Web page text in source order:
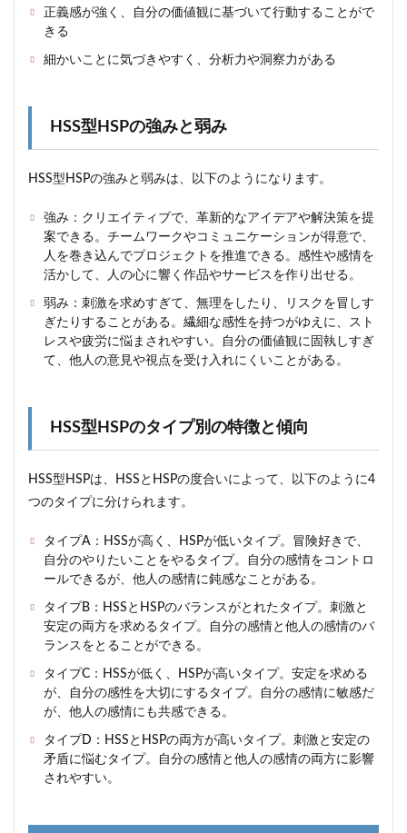
仕事
の例
件
型
かな
い仕
例と
理由
2.3
HSS
型
HSP
事の
探し
法
HSS
HSP
き方
とス
トレ
ネジ
メン
トの
は何
か？
3.1
HSS
型
HSP
の仕
正義感が強く、自分の価値観に基づいて行動することがで
きる
細かいことに気づきやすく、分析力や洞察力がある
HSS型HSPの強みと弱み
HSS型HSPの強みと弱みは、以下のようになります。
強み：クリエイティブで、革新的なアイデアや解決策を提
案できる。チームワークやコミュニケーションが得意で、
人を巻き込んでプロジェクトを推進できる。感性や感情を
活かして、人の心に響く作品やサービスを作り出せる。
弱み：刺激を求めすぎて、無理をしたり、リスクを冒しす
ぎたりすることがある。繊細な感性を持つがゆえに、スト
レスや疲労に悩まされやすい。自分の価値観に固執しすぎ
て、他人の意見や視点を受け入れにくいことがある。
HSS型HSPのタイプ別の特徴と傾向
HSS型HSPは、HSSとHSPの度合いによって、以下のように4
つのタイプに分けられます。
タイプA：HSSが高く、HSPが低いタイプ。冒険好きで、
自分のやりたいことをやるタイプ。自分の感情をコントロ
ールできるが、他人の感情に鈍感なことがある。
タイプB：HSSとHSPのバランスがとれたタイプ。刺激と
安定の両方を求めるタイプ。自分の感情と他人の感情のバ
ランスをとることができる。
タイプC：HSSが低く、HSPが高いタイプ。安定を求める
が、自分の感性を大切にするタイプ。自分の感情に敏感だ
が、他人の感情にも共感できる。
タイプD：HSSとHSPの両方が高いタイプ。刺激と安定の
矛盾に悩むタイプ。自分の感情と他人の感情の両方に影響
されやすい。